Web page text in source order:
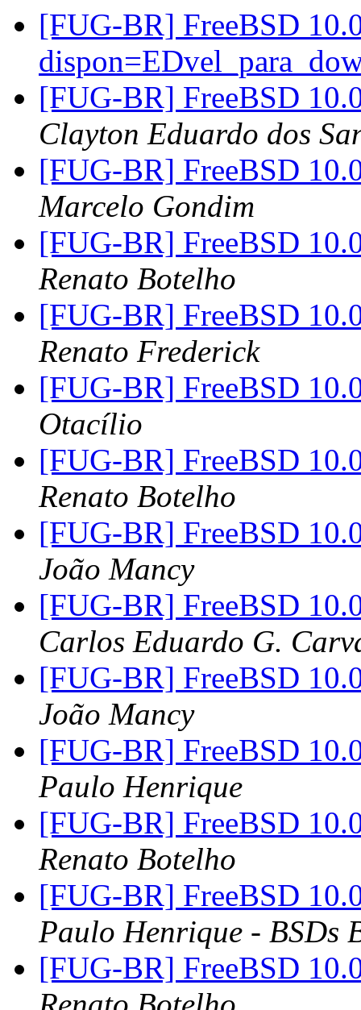
[FUG-BR] FreeBSD
[FUG-BR] FreeBSD
Clayton Eduardo dos
[FUG-BR] FreeBSD
Marcelo Gondim
[FUG-BR] FreeBSD
Renato Botelho
[FUG-BR] FreeBSD
Renato Frederick
[FUG-BR] FreeBSD
Otacílio
[FUG-BR] FreeBSD
Renato Botelho
[FUG-BR] FreeBSD
João Mancy
[FUG-BR] FreeBSD
Carlos Eduardo G.
[FUG-BR] FreeBSD
João Mancy
[FUG-BR] FreeBSD
Paulo Henrique
[FUG-BR] FreeBSD
Renato Botelho
[FUG-BR] FreeBSD
Paulo Henrique - BSDs
[FUG-BR] FreeBSD